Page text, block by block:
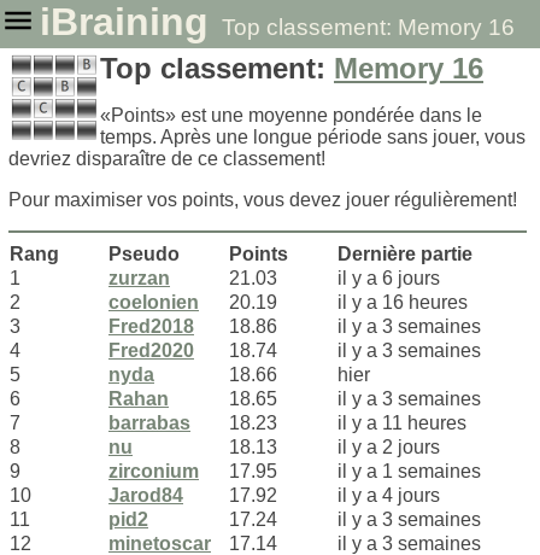
iBraining Top classement: Memory 16
Top classement: Memory 16
«Points» est une moyenne pondérée dans le
temps. Après une longue période sans jouer, vous
devriez disparaître de ce classement!
Pour maximiser vos points, vous devez jouer régulièrement!
Rang Pseudo Points
Dernière partie
1
zurzan 21.03
il y a 6 jours
2
coelonien 20.19
il y a 16 heures
3
Fred2018 18.86
il y a 3 semaines
4
Fred2020 18.74
il y a 3 semaines
5
nyda 18.66
hier
6
Rahan 18.65
il y a 3 semaines
7
barrabas 18.23
il y a 11 heures
8
nu 18.13
il y a 2 jours
9
zirconium 17.95
il y a 1 semaines
10
Jarod84 17.92
il y a 4 jours
11
pid2 17.24
il y a 3 semaines
12
minetoscar 17.14
il y a 3 semaines